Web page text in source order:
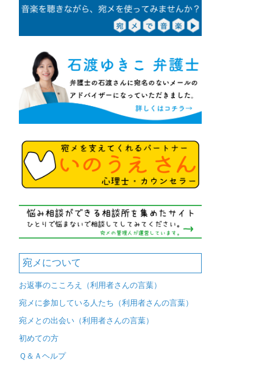
宛メについて
お返事のこころえ（利用者さんの言葉）
宛メに参加している人たち（利用者さんの言葉）
宛メとの出会い（利用者さんの言葉）
初めての方
Ｑ＆Ａヘルプ